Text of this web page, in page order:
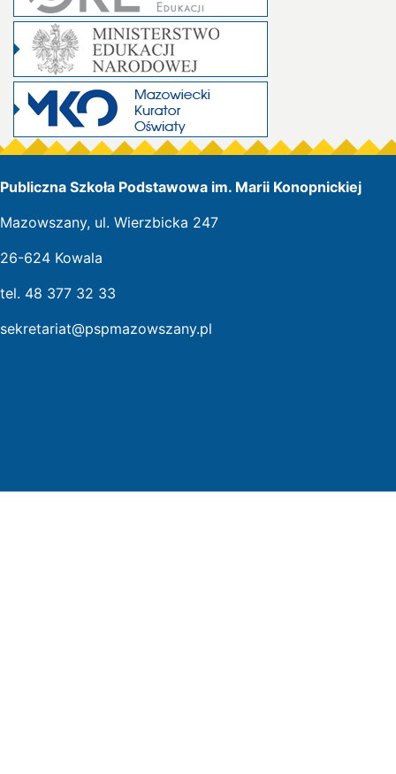
Publiczna Szkoła Podstawowa im. Marii Konopnickiej
Mazowszany, ul. Wierzbicka 247
26-624 Kowala
tel. 48 377 32 33
sekretariat@pspmazowszany.pl